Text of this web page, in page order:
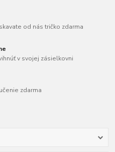
od nás tričko zdarma
v svojej zásielkovni
zdarma